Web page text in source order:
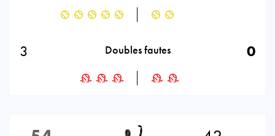
3 Doubles fautes 0